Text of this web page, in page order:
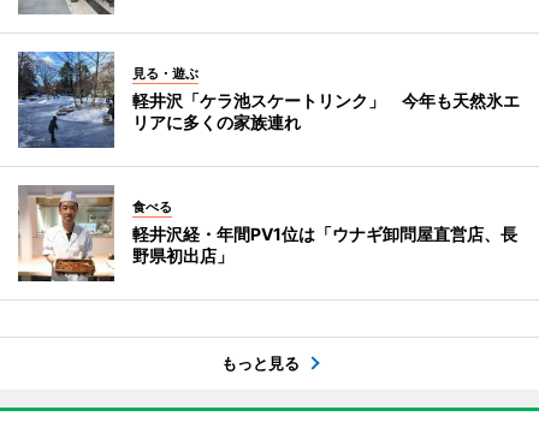
見る・遊ぶ
軽井沢「ケラ池スケートリンク」 今年も天然氷エ
リアに多くの家族連れ
食べる
軽井沢経・年間PV1位は「ウナギ卸問屋直営店、長
野県初出店」
もっと見る